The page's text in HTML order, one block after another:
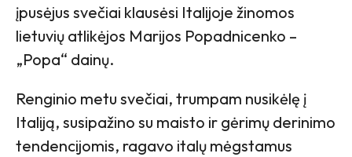
įpusėjus svečiai klausėsi Italijoje žinomos
lietuvių atlikėjos Marijos Popadnicenko –
„Popa“ dainų.
Renginio metu svečiai, trumpam nusikėlę į
Italiją, susipažino su maisto ir gėrimų derinimo
tendencijomis, ragavo italų mėgstamus